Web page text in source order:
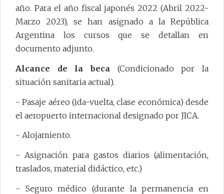
año. Para el año fiscal japonés 2022 (Abril 2022-
Marzo 2023), se han asignado a la República
Argentina los cursos que se detallan en
documento adjunto.
Alcance de la beca (Condicionado por la
situación sanitaria actual).
- Pasaje aéreo (ida-vuelta, clase económica) desde
el aeropuerto internacional designado por JICA.
- Alojamiento.
- Asignación para gastos diarios (alimentación,
traslados, material didáctico, etc.)
- Seguro médico (durante la permanencia en